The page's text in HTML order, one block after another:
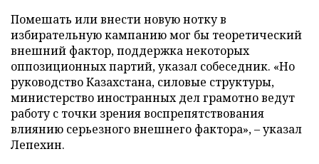
Помешать или внести новую нотку в
избирательную кампанию мог бы теоретический
внешний фактор, поддержка некоторых
оппозиционных партий, указал собеседник. «Но
руководство Казахстана, силовые структуры,
министерство иностранных дел грамотно ведут
работу с точки зрения воспрепятствования
влиянию серьезного внешнего фактора», – указал
Лепехин.